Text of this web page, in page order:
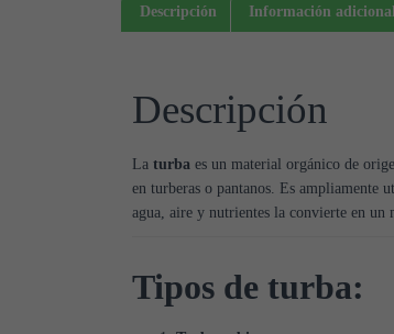
Descripción Información adicional
Descripción
La turba es un material orgánico de
en turberas o pantanos. Es ampliamente
agua, aire y nutrientes la convierte en un
Tipos de turba: